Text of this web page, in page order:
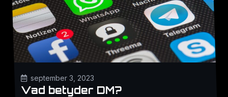
september 3, 2023
Vad betyder DM?